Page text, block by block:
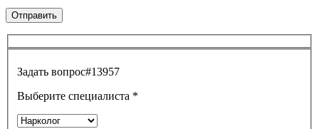
Задать вопрос#13957
Выберите специалиста *